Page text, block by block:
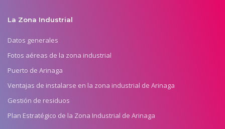
La Zona Industrial
Datos generales
Fotos aéreas de la zona industrial
Puerto de Arinaga
Ventajas de instalarse en la zona industrial de Arinaga
Gestión de residuos
Plan Estratégico de la Zona Industrial de Arinaga